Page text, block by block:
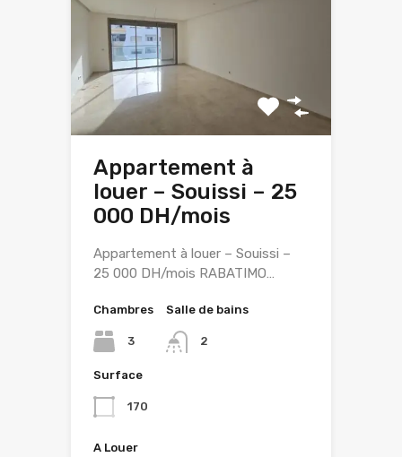
Appartement à
louer – Souissi – 25
000 DH/mois
Appartement à louer – Souissi –
25 000 DH/mois RABATIMO…
Chambres
3
Salle de bains
2
Surface
170
A Louer